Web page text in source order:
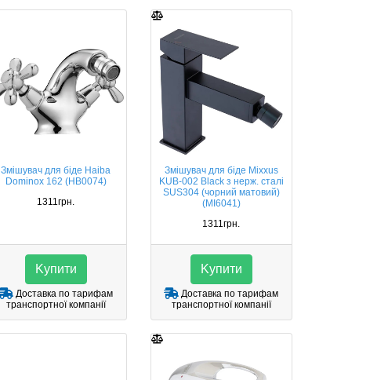
Змішувач для біде Haiba
Dominox 162 (HB0074)
1311грн.
Kупити
Доставка по тарифам
транспортної компанії
Змішувач для біде Mixxus
KUB-002 Black з нерж. сталі
SUS304 (чорний матовий)
(MI6041)
1311грн.
Kупити
Доставка по тарифам
транспортної компанії